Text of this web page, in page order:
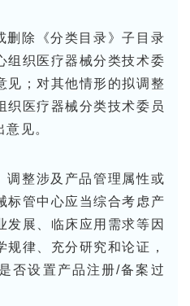
删除《分类目录》子目录
组织医疗器械分类技术委
见；对其他情形的拟调整
织医疗器械分类技术委员
见。
调整涉及产品管理属性或
标管中心应当综合考虑产
发展、临床应用需求等因
律、充分研究和论证，
否设置产品注册/备案过